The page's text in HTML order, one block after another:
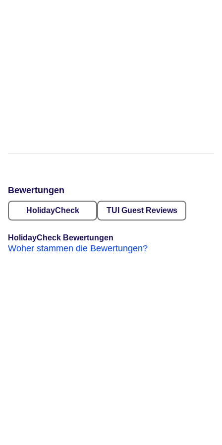
Bewertungen
HolidayCheck TUI Guest Reviews
HolidayCheck Bewertungen
Woher stammen die Bewertungen?